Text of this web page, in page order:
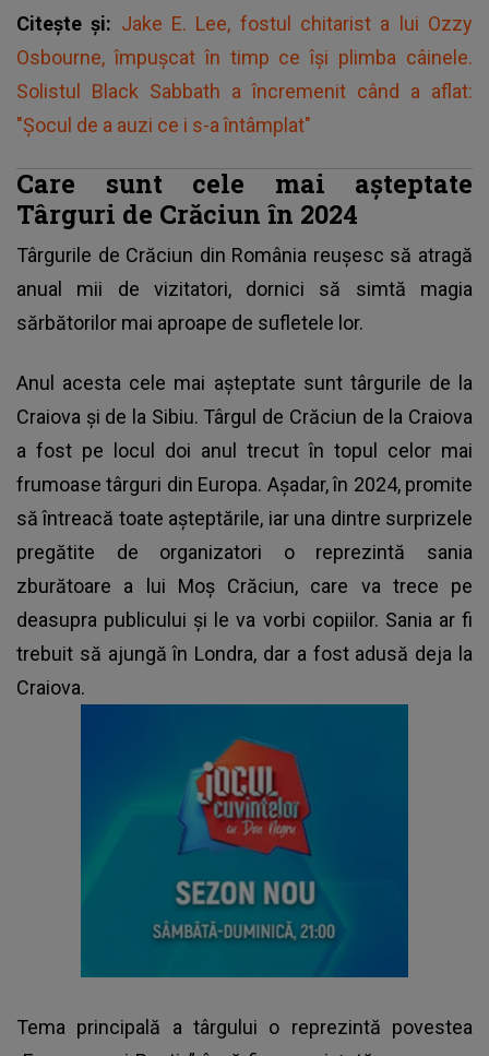
Citește și: Jake E. Lee, fostul chitarist a lui Ozzy
Osbourne, împuşcat în timp ce îşi plimba câinele.
Solistul Black Sabbath a încremenit când a aflat:
"Șocul de a auzi ce i s-a întâmplat"
Care sunt cele mai așteptate
Târguri de Crăciun în 2024
Târgurile de Crăciun din România reușesc să atragă
anual mii de vizitatori, dornici să simtă magia
sărbătorilor mai aproape de sufletele lor.
Anul acesta cele mai așteptate sunt târgurile de la
Craiova și de la Sibiu. Târgul de Crăciun de la Craiova
a fost pe locul doi anul trecut în topul celor mai
frumoase târguri din Europa. Așadar, în 2024, promite
să întreacă toate așteptările, iar una dintre surprizele
pregătite de organizatori o reprezintă sania
zburătoare a lui Moș Crăciun, care va trece pe
deasupra publicului și le va vorbi copiilor. Sania ar fi
trebuit să ajungă în Londra, dar a fost adusă deja la
Craiova.
Tema principală a târgului o reprezintă povestea